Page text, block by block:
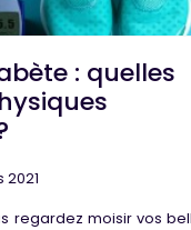
: quelles
2021
regardez moisir vos